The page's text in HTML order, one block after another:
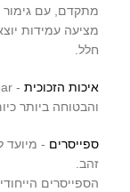
מציעה עמידות
חלל.
איכות הזכוכית
והבטוחה ביותר
ספייסרים
זהב.
הספייסרים